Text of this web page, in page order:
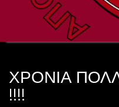
ΧΡΟΝΙΑ
!!!!